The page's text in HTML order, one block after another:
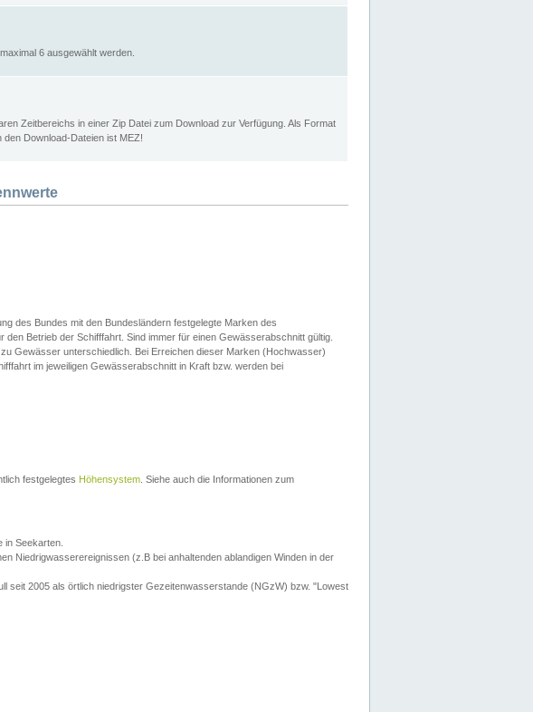
6 ausgewählt werden.
Zeitbereichs in einer Zip Datei zum Download zur Verfügung. Als Format
Download-Dateien ist MEZ!
des Bundes mit den Bundesländern festgelegte Marken des
Betrieb der Schifffahrt. Sind immer für einen Gewässerabschnitt gültig.
Gewässer unterschiedlich. Bei Erreichen dieser Marken (Hochwasser)
im jeweiligen Gewässerabschnitt in Kraft bzw. werden bei
festgelegtes Höhensystem . Siehe auch die Informationen zum
in Seekarten.
Niedrigwasserereignissen (z.B bei anhaltenden ablandigen Winden in der
seit 2005 als örtlich niedrigster Gezeitenwasserstande (NGzW) bzw. "Lowest